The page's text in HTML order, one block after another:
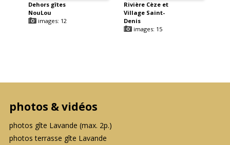
Dehors gîtes
NouLou
images: 12
Rivière Cèze et
Village Saint-
Denis
images: 15
photos & vidéos
photos gîte Lavande (max. 2p.)
photos terrasse gîte Lavande